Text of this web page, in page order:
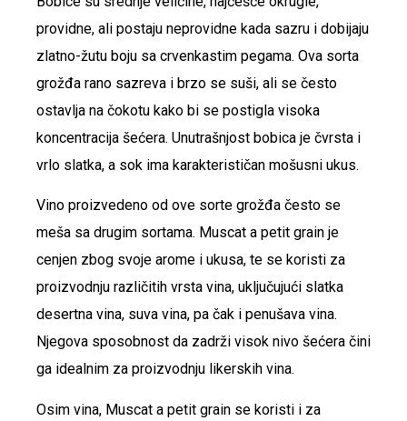
providne, ali postaju neprovidne kada sazru i dobijaju
zlatno-žutu boju sa crvenkastim pegama. Ova sorta
grožđa rano sazreva i brzo se suši, ali se često
ostavlja na čokotu kako bi se postigla visoka
koncentracija šećera. Unutrašnjost bobica je čvrsta i
vrlo slatka, a sok ima karakterističan mošusni ukus.
Vino proizvedeno od ove sorte grožđa često se
meša sa drugim sortama. Muscat a petit grain je
cenjen zbog svoje arome i ukusa, te se koristi za
proizvodnju različitih vrsta vina, uključujući slatka
desertna vina, suva vina, pa čak i penušava vina.
Njegova sposobnost da zadrži visok nivo šećera čini
ga idealnim za proizvodnju likerskih vina.
Osim vina, Muscat a petit grain se koristi i za